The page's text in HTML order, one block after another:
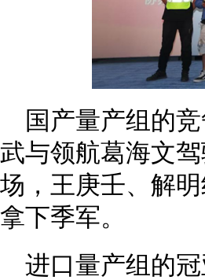
国产量产组的
武与领航葛海文
场，王庚壬、解
拿下季军。
进口量产组的